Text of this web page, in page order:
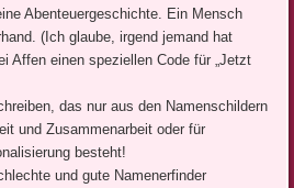
Abenteuergeschichte. Ein Mensch
(Ich glaube, irgend jemand hat
Affen einen speziellen Code für „Jetzt
das nur aus den Namenschildern
und Zusammenarbeit oder für
besteht!
und gute Namenerfinder